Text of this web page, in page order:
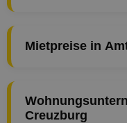
Mietpreise in
Creuzburg